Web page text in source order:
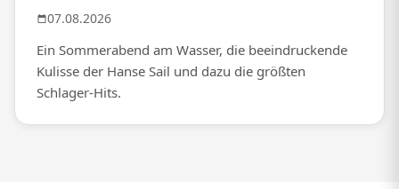
07.08.2026
Ein Sommerabend am Wasser, die beeindruckende
Kulisse der Hanse Sail und dazu die größten
Schlager-Hits.